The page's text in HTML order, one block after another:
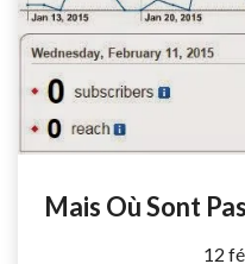
Mais Où Sont
by
12